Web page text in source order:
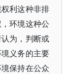
利这种非排
环境这种公
为，判断或
义务的主要
保持在公众